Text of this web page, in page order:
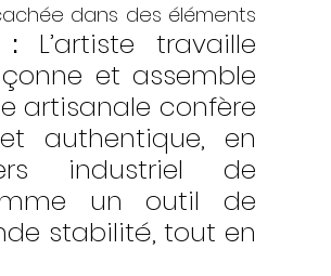
dans des éléments
: L’artiste travaille
et assemble
artisanale confère
authentique, en
industriel de
un outil de
stabilité, tout en